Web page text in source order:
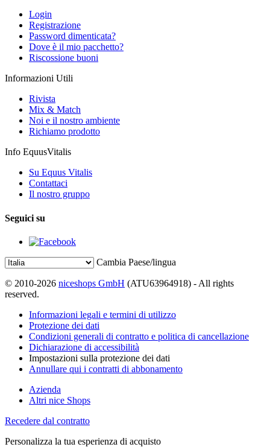
Login
Registrazione
Password dimenticata?
Dove è il mio pacchetto?
Riscossione buoni
Informazioni Utili
Rivista
Mix & Match
Noi e il nostro ambiente
Richiamo prodotto
Info EquusVitalis
Su Equus Vitalis
Contattaci
Il nostro gruppo
Seguici su
Cambia Paese/lingua
© 2010-2026 niceshops GmbH (ATU63964918) - All rights
reserved.
Informazioni legali e termini di utilizzo
Protezione dei dati
Condizioni generali di contratto e politica di cancellazione
Dichiarazione di accessibilità
Impostazioni sulla protezione dei dati
Annullare qui i contratti di abbonamento
Azienda
Altri nice Shops
Recedere dal contratto
Personalizza la tua esperienza di acquisto